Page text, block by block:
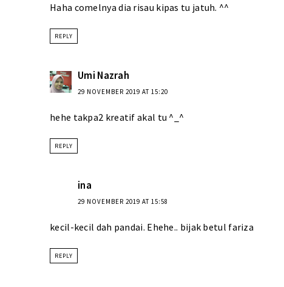
Haha comelnya dia risau kipas tu jatuh. ^^
REPLY
Umi Nazrah
29 NOVEMBER 2019 AT 15:20
hehe takpa2 kreatif akal tu ^_^
REPLY
ina
29 NOVEMBER 2019 AT 15:58
kecil-kecil dah pandai. Ehehe.. bijak betul fariza
REPLY